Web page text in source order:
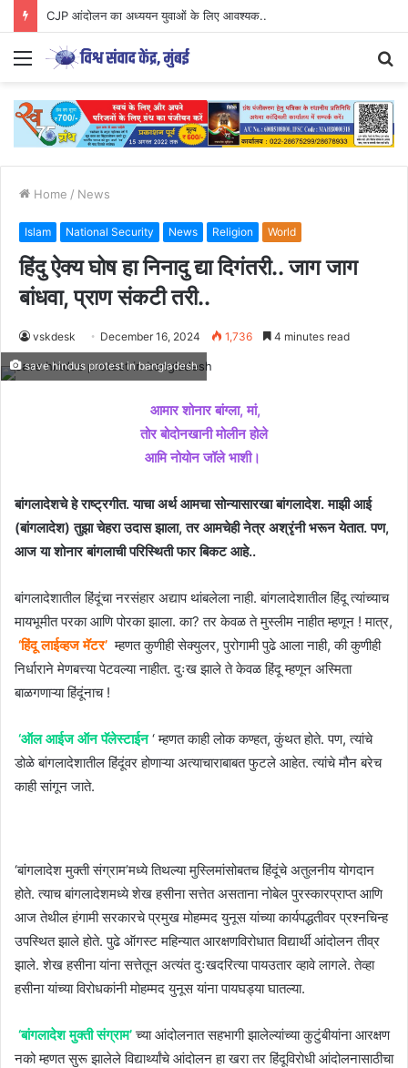
Parenting Has Its Limits….
Menu
Home / News
Islam National Security News Religion World
हिंदु ऐक्य घोष हा निनादु द्या दिगंतरी.. जाग जाग
बांधवा, प्राण संकटी तरी..
vskdesk December 16, 2024 1,736 4 minutes read
save hindus protest in bangladesh
आमार शोनार बांग्ला, मां,
तोर बोदोनखानी मोलीन होले
आमि नोयोन जॉले भाशी।
बांगलादेशचे हे राष्ट्रगीत. याचा अर्थ आमचा सोन्यासारखा बांगलादेश. माझी आई
(बांगलादेश) तुझा चेहरा उदास झाला, तर आमचेही नेत्र अश्रृंनी भरून येतात. पण,
आज या शोनार बांगलाची परिस्थिती फार बिकट आहे..
बांगलादेशातील हिंदूंचा नरसंहार अद्याप थांबलेला नाही. बांगलादेशातील हिंदू त्यांच्याच
मायभूमीत परका आणि पोरका झाला. का? तर केवळ ते मुस्लीम नाहीत म्हणून ! मात्र,
‘हिंदू लाईव्हज मॅटर’ म्हणत कुणीही सेक्युलर, पुरोगामी पुढे आला नाही, की कुणीही
निर्धाराने मेणबत्त्या पेटवल्या नाहीत. दुःख झाले ते केवळ हिंदू म्हणून अस्मिता
बाळगणाऱ्या हिंदूंनाच !
‘ऑल आईज ऑन पॅलेस्टाईन ‘ म्हणत काही लोक कण्हत, कुंथत होते. पण, त्यांचे
डोळे बांगलादेशातील हिंदूंवर होणाऱ्या अत्याचाराबाबत फुटले आहेत. त्यांचे मौन बरेच
काही सांगून जाते.
‘बांगलादेश मुक्ती संग्राम’मध्ये तिथल्या मुस्लिमांसोबतच हिंदूंचे अतुलनीय योगदान
होते. त्याच बांगलादेशमध्ये शेख हसीना सत्तेत असताना नोबेल पुरस्कारप्राप्त आणि
आज तेथील हंगामी सरकारचे प्रमुख मोहम्मद युनूस यांच्या कार्यपद्धतीवर प्रश्नचिन्ह
उपस्थित झाले होते. पुढे ऑगस्ट महिन्यात आरक्षणविरोधात विद्यार्थी आंदोलन तीव्र
झाले. शेख हसीना यांना सत्तेतून अत्यंत दुःखदरित्या पायउतार व्हावे लागले. तेव्हा
हसीना यांच्या विरोधकांनी मोहम्मद युनूस यांना पायघड्या घातल्या.
‘बांगलादेश मुक्ती संग्राम’च्या आंदोलनात सहभागी झालेल्यांच्या कुटुंबीयांना आरक्षण
नको म्हणत सुरू झालेले विद्यार्थ्यांचे आंदोलन हा खरा तर हिंदूविरोधी आंदोलनासाठीचा